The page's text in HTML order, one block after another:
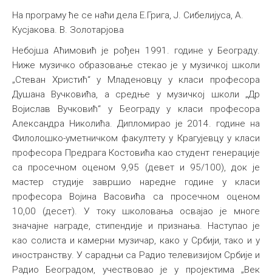
На програму ће се наћи дела Е.Грига, Ј. Сибелијуса, А.
Кусјакова. В. Золотарјова
Небојша Аћимовић је рођен 1991. године у Београду.
Ниже музичко образовање стекао је у музичкој школи
„Стеван Христић“ у Младеновцу у класи професора
Душана Вучковића, а средње у музичкој школи „Др
Војислав Вучковић“ у Београду у класи професора
Александра Николића. Дипломирао је 2014. године на
Филолошко-уметничком факултету у Крагујевцу у класи
професора Предрага Костовића као студент генерације
са просечном оценом 9,95 (девет и 95/100), док је
мастер студије завршио наредне године у класи
професора Војина Васовића са просечном оценом
10,00 (десет). У току школовања освајао је многе
значајне награде, стипендије и признања. Наступао је
као солиста и камерни музичар, како у Србији, тако и у
иностранству. У сарадњи са Радио телевизијом Србије и
Радио Београдом, учествовао је у пројектима „Век